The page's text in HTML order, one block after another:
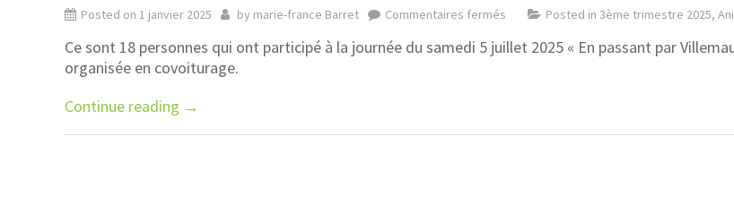
Posted on 1 janvier 2025 by marie-france Barret Commentaires fermés Posted in 3ème trimestre 2025,
Ce sont 18 personnes qui ont participé à la journée du samedi 5 juillet 2025 « En passant par
organisée en covoiturage.
Continue reading →